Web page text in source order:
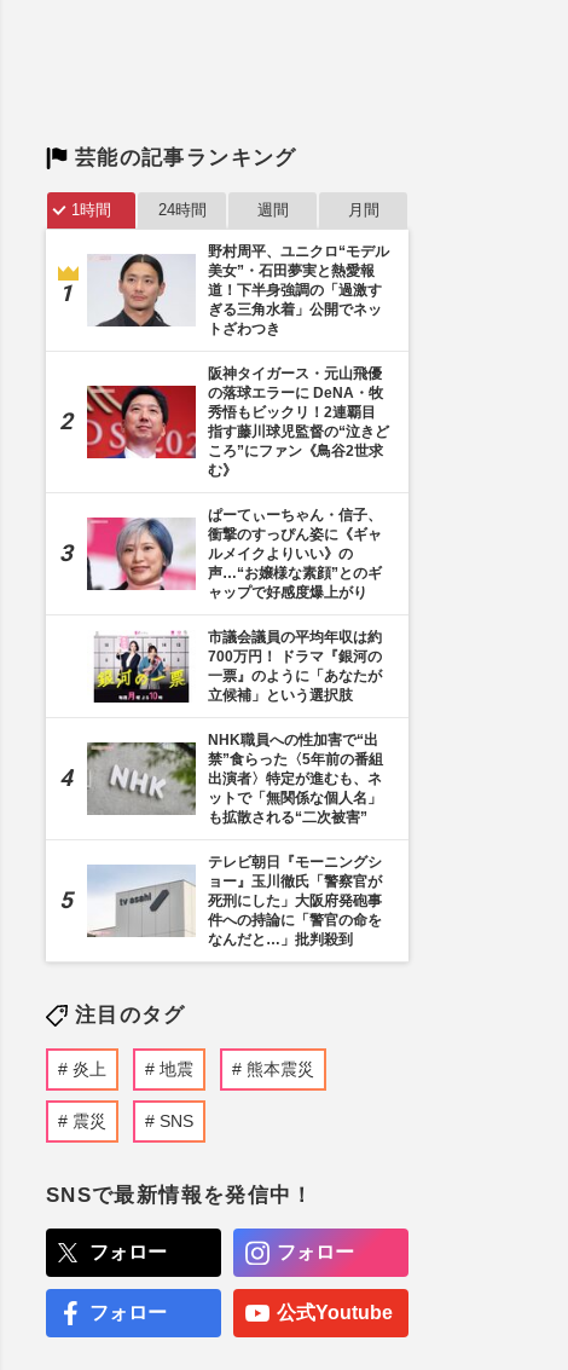
芸能の記事ランキング
1時間 24時間 週間 月間
野村周平、ユニクロ“モデル
美女”・石田夢実と熱愛報
道！下半身強調の「過激す
ぎる三角水着」公開でネッ
トざわつき
阪神タイガース・元山飛優
の落球エラーに DeNA・牧
秀悟もビックリ！2連覇目
指す藤川球児監督の“泣きど
ころ”にファン《鳥谷2世求
む》
ぱーてぃーちゃん・信子、
衝撃のすっぴん姿に《ギャ
ルメイクよりいい》の
声…“お嬢様な素顔”とのギ
ャップで好感度爆上がり
市議会議員の平均年収は約
700万円！ ドラマ『銀河の
一票』のように「あなたが
立候補」という選択肢
NHK職員への性加害で“出
禁”食らった〈5年前の番組
出演者〉特定が進むも、ネ
ットで「無関係な個人名」
も拡散される“二次被害”
テレビ朝日『モーニングシ
ョー』玉川徹氏「警察官が
死刑にした」大阪府発砲事
件への持論に「警官の命を
なんだと…」批判殺到
注目のタグ
炎上 地震 熊本震災
震災 SNS
SNSで最新情報を発信中！
フォロー フォロー
フォロー 公式Youtube